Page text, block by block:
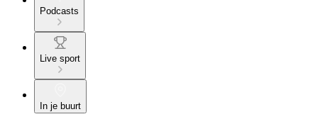
Podcasts
Live sport
In je buurt